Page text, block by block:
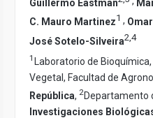
Guillermo Eastman
C. Mauro Martinez1 ,
José Sotelo-Silveira2 4
1 Laboratorio de
Vegetal, Facultad de
República, 2Departamento
Investigaciones